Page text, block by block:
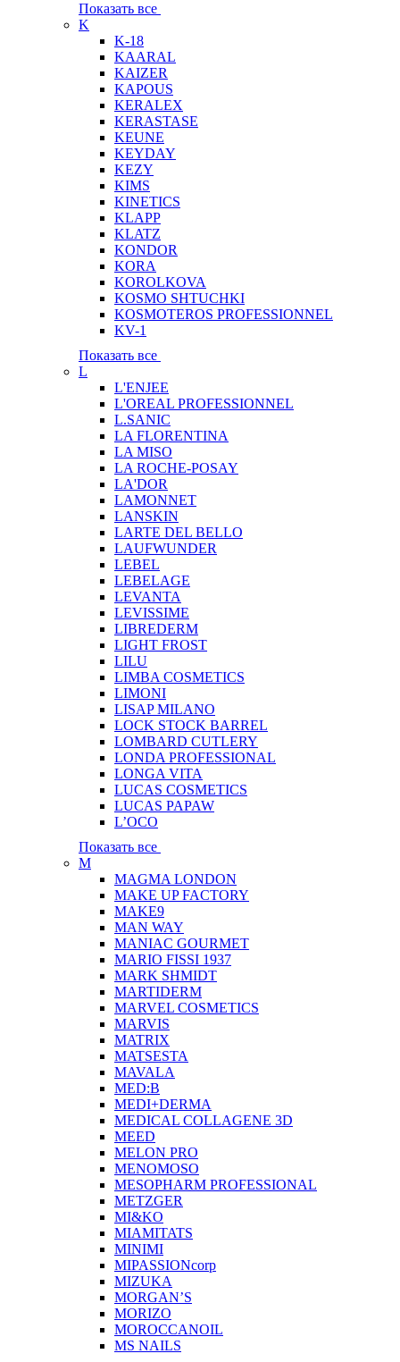
Показать все
K
K-18
KAARAL
KAIZER
KAPOUS
KERALEX
KERASTASE
KEUNE
KEYDAY
KEZY
KIMS
KINETICS
KLAPP
KLATZ
KONDOR
KORA
KOROLKOVA
KOSMO SHTUCHKI
KOSMOTEROS PROFESSIONNEL
KV-1
Показать все
L
L'ENJEE
L'OREAL PROFESSIONNEL
L.SANIC
LA FLORENTINA
LA MISO
LA ROCHE-POSAY
LA'DOR
LAMONNET
LANSKIN
LARTE DEL BELLO
LAUFWUNDER
LEBEL
LEBELAGE
LEVANTA
LEVISSIME
LIBREDERM
LIGHT FROST
LILU
LIMBA COSMETICS
LIMONI
LISAP MILANO
LOCK STOCK BARREL
LOMBARD CUTLERY
LONDA PROFESSIONAL
LONGA VITA
LUCAS COSMETICS
LUCAS PAPAW
L’OCO
Показать все
M
MAGMA LONDON
MAKE UP FACTORY
MAKE9
MAN WAY
MANIAC GOURMET
MARIO FISSI 1937
MARK SHMIDT
MARTIDERM
MARVEL COSMETICS
MARVIS
MATRIX
MATSESTA
MAVALA
MED:B
MEDI+DERMA
MEDICAL COLLAGENE 3D
MEED
MELON PRO
MENOMOSO
MESOPHARM PROFESSIONAL
METZGER
MI&KO
MIAMITATS
MINIMI
MIPASSIONcorp
MIZUKA
MORGAN’S
MORIZO
MOROCCANOIL
MS NAILS